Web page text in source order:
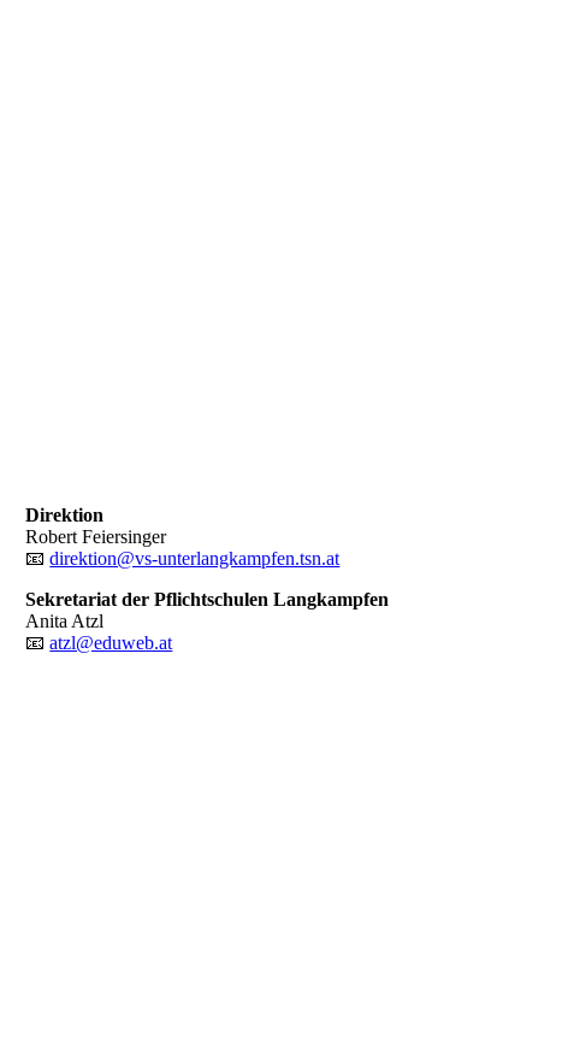
Direktion
Robert Feiersinger
📧direktion@vs-unterlangkampfen.tsn.at
Sekretariat der Pflichtschulen Langkampfen
Anita Atzl
📧atzl@eduweb.at